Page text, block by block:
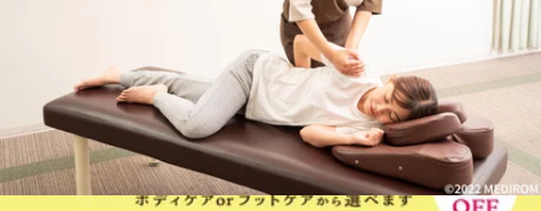
(5) 合併、会社分割、営業譲渡その他の事由によって事業の承継が行
個人情報の共同利用
メディロムグループは、メディロムグループ間による総合的なサー
ビスを提供する目的で、個人情報をメディロムグループ間で共同利
用する場合があります。